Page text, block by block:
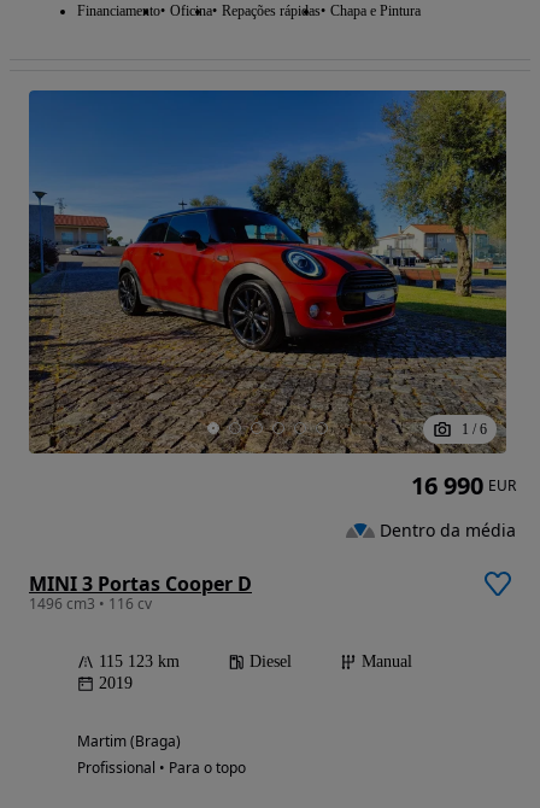
Financiamento Oficina Repações rápidas Chapa e Pintura
1 / 6
MINI 3 Portas Cooper D
1496 cm3 • 116 cv
115 123 km Diesel
Manual
2019
Martim (Braga)
Profissional • Para o topo
16 990 EUR
Dentro da média